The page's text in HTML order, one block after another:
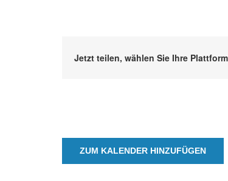
Jetzt teilen, wählen Sie Ihre
ZUM KALENDER HINZUFÜGEN